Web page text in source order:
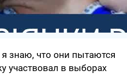
знаю, что они пытаются
участвовал в выборах